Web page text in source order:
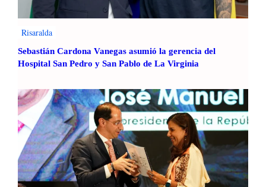
Risaralda
Sebastián Cardona Vanegas asumió la gerencia del
Hospital San Pedro y San Pablo de La Virginia